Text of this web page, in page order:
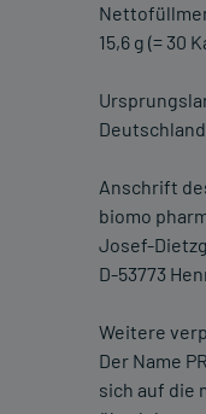
15,6 g (= 30
Deutschland
Anschrift
biomo
Josef-
D-53773
Weitere
Der Name
sich auf die